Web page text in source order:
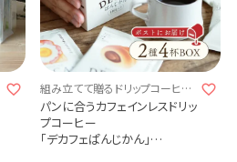
組み立てて贈るドリップコーヒー
4杯ギフト♪
パンに合うカフェインレスドリッ
プコーヒー
「デカフェぱんじかん」